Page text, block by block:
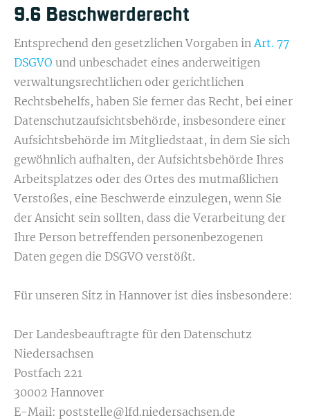
9.6 Beschwerde­recht
Entsprechend den gesetzlichen Vorgaben inArt. 77
DSGVO und unbeschadet eines anderweitigen
verwaltungsrechtlichen oder gerichtlichen
Rechtsbehelfs, haben Sie ferner das Recht, bei einer
Datenschutzaufsichtsbehörde, insbesondere einer
Aufsichtsbehörde im Mitgliedstaat, in dem Sie sich
gewöhnlich aufhalten, der Aufsichtsbehörde Ihres
Arbeitsplatzes oder des Ortes des mutmaßlichen
Verstoßes, eine Beschwerde einzulegen, wenn Sie
der Ansicht sein sollten, dass die Verarbeitung der
Ihre Person betreffenden personenbezogenen
Daten gegen die DSGVO verstößt.
Für unseren Sitz in Hannover ist dies insbesondere:
Der Landesbeauftragte für den Datenschutz
Niedersachsen
Postfach 221
30002 Hannover
E-Mail: poststelle@lfd.niedersachsen.de